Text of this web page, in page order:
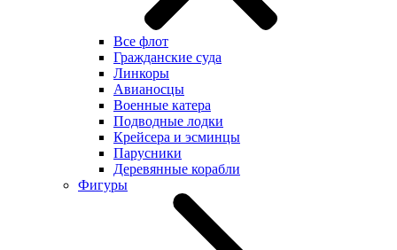
Все флот
Гражданские суда
Линкоры
Авианосцы
Военные катера
Подводные лодки
Крейсера и эсминцы
Парусники
Деревянные корабли
Фигуры